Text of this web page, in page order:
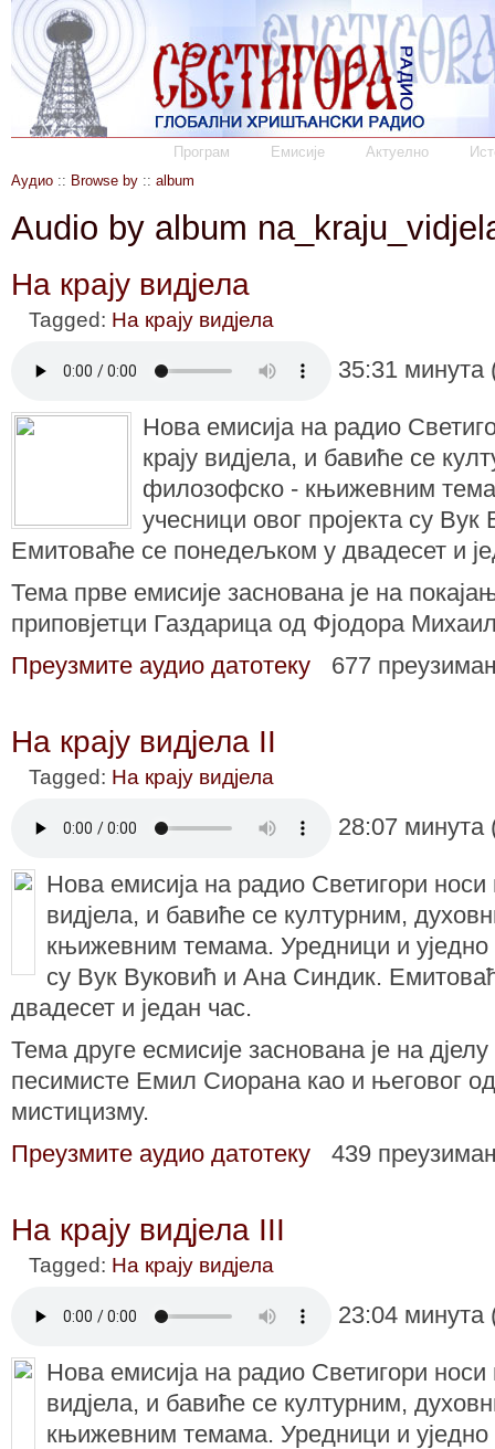
Програм Емисије Актуелно
Аудио :: Browse by :: album
Audio by album
На крају видјела
Tagged: На крају видјела
35:31
Нова емисија на радио
крају видјела, и бавиће се
филозофско - књижевним
учесници овог пројекта су
Емитоваће се понедељком у двадесет и
Тема прве емисије заснована је на
приповјетци Газдарица од Фјодора
Преузмите аудио датотеку
677
На крају видјела II
Tagged: На крају видјела
28:07
Нова емисија на радио Светигори носи
видјела, и бавиће се културним,
књижевним темама. Уредници и уједно
су Вук Вуковић и Ана Синдик.
двадесет и један час.
Тема друге есмисије заснована је на
песимисте Емил Сиорана као и његовог
мистицизму.
Преузмите аудио датотеку
439
На крају видјела III
Tagged: На крају видјела
23:04
Нова емисија на радио Светигори носи
видјела, и бавиће се културним,
књижевним темама. Уредници и уједно